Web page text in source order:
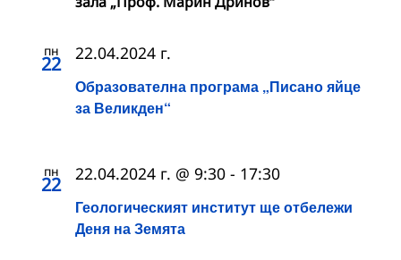
пн
22
Образователна програма „Писано яйце
за Великден“
22.04.2024 г.
пн
22
Геологическият институт ще отбележи
Деня на Земята
22.04.2024 г. @ 9:30 - 17:30